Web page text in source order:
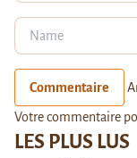
LES PLUS LUS
Commentaire
Votre commentaire